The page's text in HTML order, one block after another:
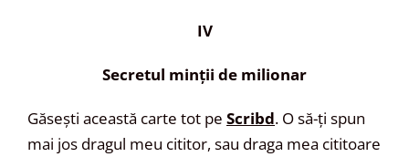
IV
Secretul minții de milionar
Găsești această carte tot pe Scribd. O să-ți spun
mai jos dragul meu cititor, sau draga mea cititoare